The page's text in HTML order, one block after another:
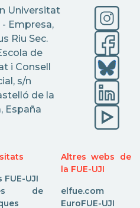
Universitat
Empresa,
Riu Sec.
de
i Consell
s/n
de la
España
FUE-UJI
de
Altres webs de
la FUE-UJI
elfue.com
EuroFUE-UJI